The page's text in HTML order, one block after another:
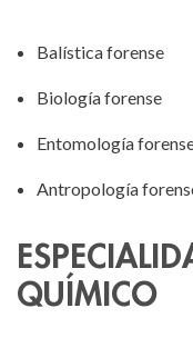
Balística forense
Biología forense
Entomología
Antropología
QUÍMICO